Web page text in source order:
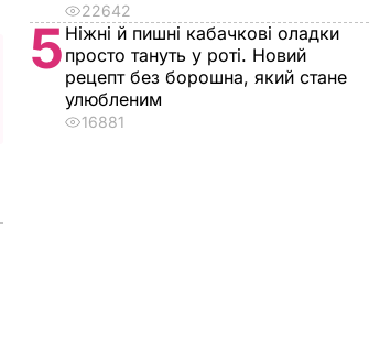
22642
5 Ніжні й пишні кабачкові оладки
просто тануть у роті. Новий
рецепт без борошна, який стане
улюбленим
16881